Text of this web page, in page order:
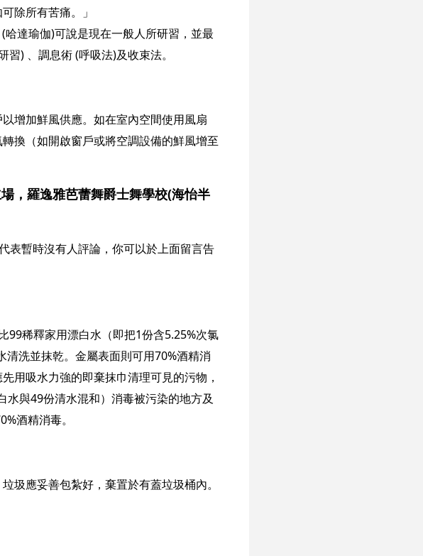
除所有苦痛。」
達瑜伽)可說是現在一般人所研習，並最
) 、調息術 (呼吸法)及收束法。
增加鮮風供應。如在室內空間使用風扇
換（如開啟窗戶或將空調設備的鮮風增至
，羅逸雅芭蕾舞爵士舞學校(海怡半
表暫時沒有人評論，你可以於上面留言告
99稀釋家用漂白水（即把1份含5.25%次氯
洗並抹乾。金屬表面則可用70%酒精消
用吸水力強的即棄抹巾清理可見的污物，
與49份清水混和）消毒被污染的地方及
酒精消毒。
圾應妥善包紮好，棄置於有蓋垃圾桶內。